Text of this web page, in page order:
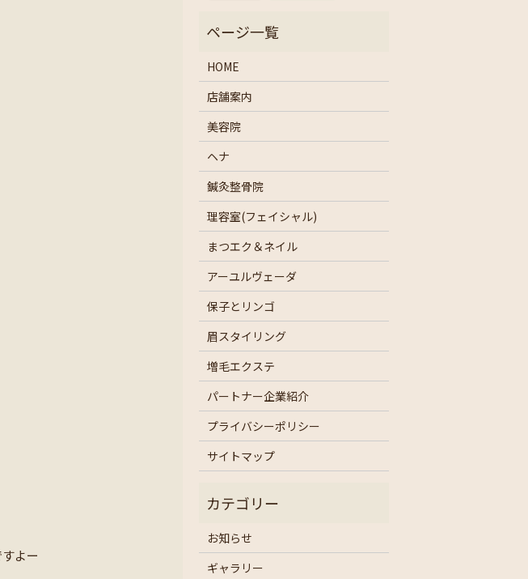
よー
HOME
店舗案内
美容院
ヘナ
鍼灸整骨院
理容室(フェイシャル)
まつエク＆ネイル
アーユルヴェーダ
保子とリンゴ
眉スタイリング
増毛エクステ
パートナー企業紹介
プライバシーポリシー
サイトマップ
お知らせ
ギャラリー